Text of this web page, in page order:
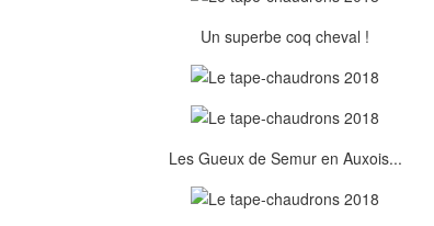
Un superbe coq cheval !
Les Gueux de Semur en Auxois...